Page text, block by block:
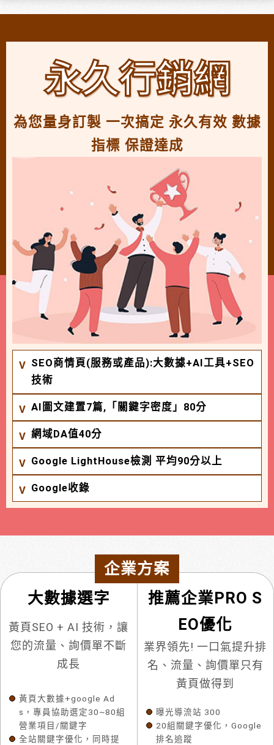
永久行銷網
為您量身訂製 一次搞定 永久有效 數據
指標 保證達成
SEO商情頁(服務或產品):大數據+AI工具+SEO
技術
AI圖文建置7篇,「關鍵字密度」80分
網域DA值40分
Google LightHouse檢測 平均90分以上
Google收錄
企業方案
大數據選字
黃頁SEO + AI 技術，讓
您的流量、詢價單不斷
成長
黃頁大數據+google Ad
s，專員協助選定30~80組
營業項目/關鍵字
全站關鍵字優化，同時提
推薦企業PRO S
EO優化
業界領先! 一口氣提升排
名、流量、詢價單只有
黃頁做得到
曝光導流站 300
20組關鍵字優化，Google
排名追蹤